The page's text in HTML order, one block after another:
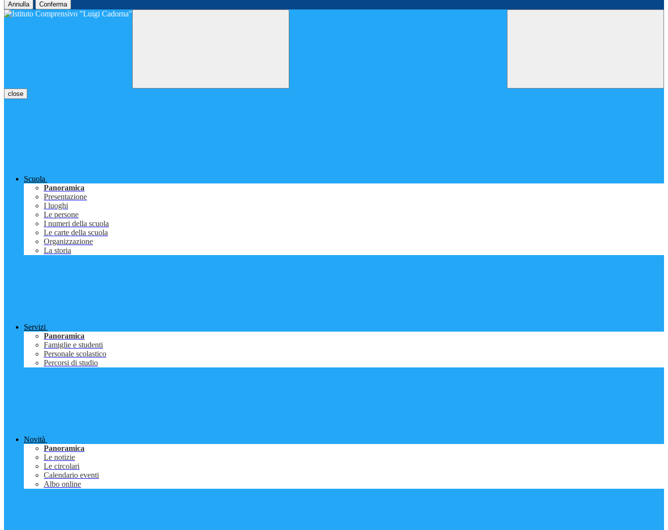
Annulla Conferma
close
Scuola
Panoramica
Presentazione
I luoghi
Le persone
I numeri della scuola
Le carte della scuola
Organizzazione
La storia
Servizi
Panoramica
Famiglie e studenti
Personale scolastico
Percorsi di studio
Novità
Panoramica
Le notizie
Le circolari
Calendario eventi
Albo online